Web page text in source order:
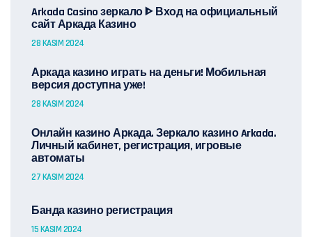
Arkada Casino зеркало ᐈ Вход на официальный
сайт Аркада Казино
28 KASIM 2024
Аркада казино играть на деньги! Мобильная
версия доступна уже!
28 KASIM 2024
Онлайн казино Аркада. Зеркало казино Arkada.
Личный кабинет, регистрация, игровые
автоматы
27 KASIM 2024
Банда казино регистрация
15 KASIM 2024